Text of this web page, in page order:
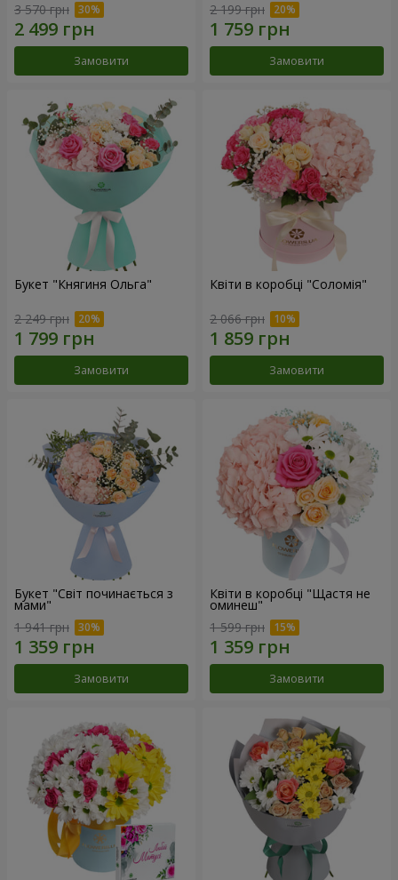
3 570 грн
Замовити
2 199 грн
Замовити
Букет "Княгиня Ольга"
2 249 грн
Замовити
Квіти в коробці "Соломія"
2 066 грн
Замовити
Букет "Світ починається з
мами"
1 941 грн
Замовити
Квіти в коробці "Щастя не
оминеш"
1 599 грн
Замовити